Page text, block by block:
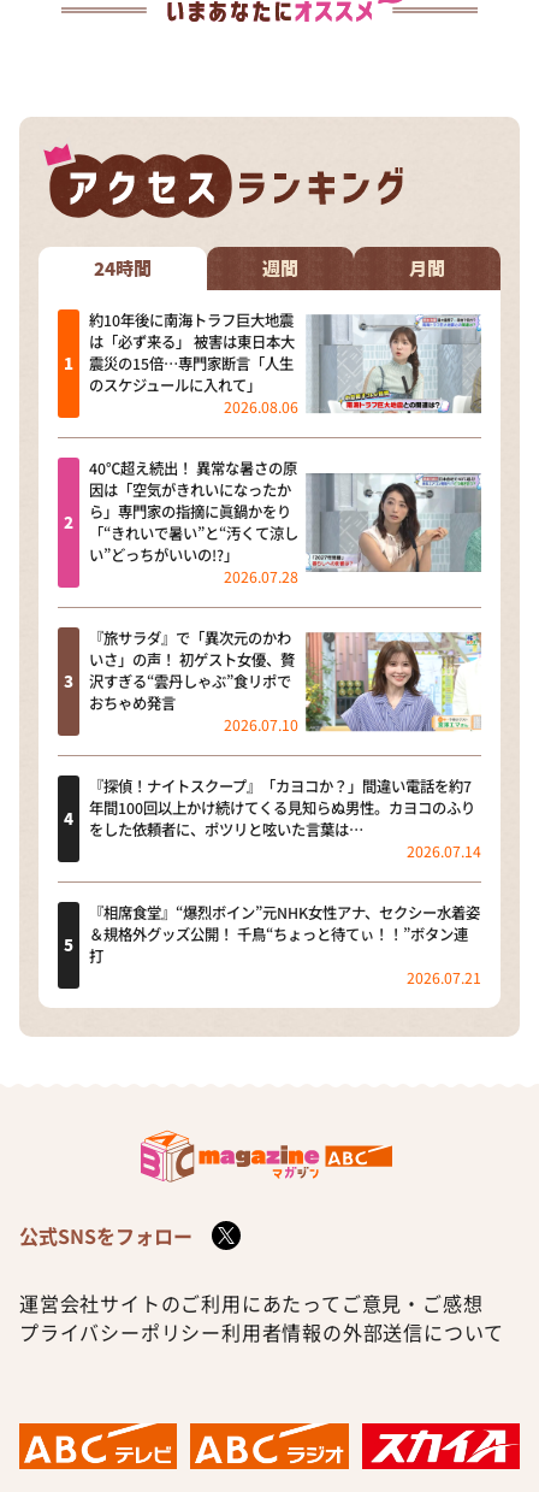
24時間 週間 月間
約10年後に南海トラフ巨大地震
は「必ず来る」 被害は東日本大
震災の15倍…専門家断言「人生
のスケジュールに入れて」
2026.08.06
40℃超え続出！ 異常な暑さの原
因は「空気がきれいになったか
ら」専門家の指摘に眞鍋かをり
「“きれいで暑い”と“汚くて涼し
い”どっちがいいの!?」
2026.07.28
『旅サラダ』で「異次元のかわ
いさ」の声！ 初ゲスト女優、贅
沢すぎる“雲丹しゃぶ”食リポで
おちゃめ発言
2026.07.10
『探偵！ナイトスクープ』「カヨコか？」間違い電話を約7
年間100回以上かけ続けてくる見知らぬ男性。カヨコのふり
をした依頼者に、ポツリと呟いた言葉は…
2026.07.14
『相席食堂』“爆烈ボイン”元NHK女性アナ、セクシー水着姿
＆規格外グッズ公開！ 千鳥“ちょっと待てぃ！！”ボタン連
打
2026.07.21
公式SNSをフォロー
運営会社サイトのご利用にあたって ご意見・ご感想
プライバシーポリシー利用者情報の外部送信について